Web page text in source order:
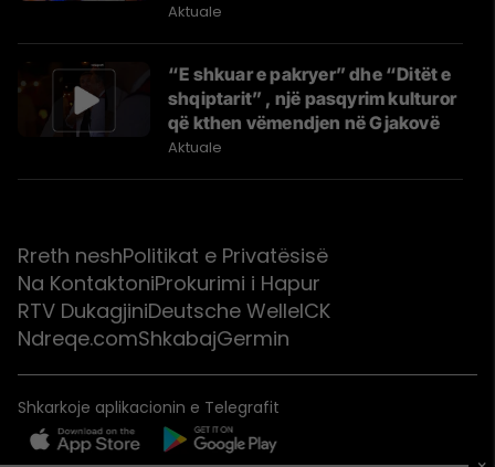
Aktuale
“E shkuar e pakryer” dhe “Ditët e
shqiptarit” , një pasqyrim kulturor
që kthen vëmendjen në Gjakovë
Aktuale
Rreth neshPolitikat e Privatësisë
Na KontaktoniProkurimi i Hapur
RTV DukagjiniDeutsche WelleICK
Ndreqe.comShkabajGermin
Shkarkoje aplikacionin e Telegrafit